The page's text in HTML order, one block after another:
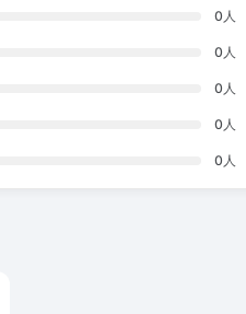
0 人
0 人
0 人
0 人
0 人